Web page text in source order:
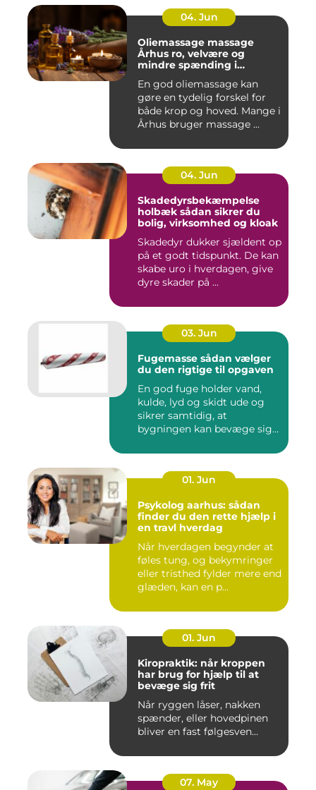
04. Jun
Oliemassage massage
Århus ro, velvære og
mindre spænding i
En god oliemassage kan
gøre en tydelig forskel for
både krop og hoved. Mange i
Århus bruger massage ...
04. Jun
Skadedyrsbekæmpelse
holbæk sådan sikrer du
bolig, virksomhed og kloak
Skadedyr dukker sjældent op
på et godt tidspunkt. De kan
skabe uro i hverdagen, give
dyre skader på ...
03. Jun
Fugemasse sådan vælger
du den rigtige til opgaven
En god fuge holder vand,
kulde, lyd og skidt ude og
sikrer samtidig, at
bygningen kan bevæge sig
01. Jun
Psykolog aarhus: sådan
finder du den rette hjælp i
en travl hverdag
Når hverdagen begynder at
føles tung, og bekymringer
eller tristhed fylder mere end
glæden, kan en p...
01. Jun
Kiropraktik: når kroppen
har brug for hjælp til at
bevæge sig frit
Når ryggen låser, nakken
spænder, eller hovedpinen
bliver en fast følgesven...
07. May